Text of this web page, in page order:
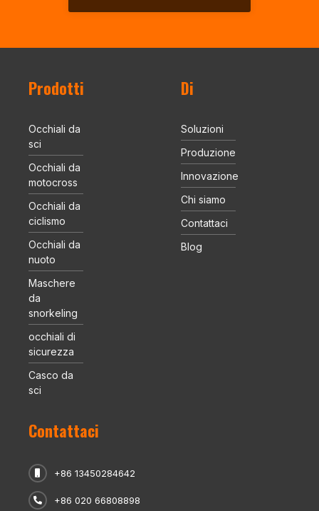
Prodotti
Occhiali da
sci
Occhiali da
motocross
Occhiali da
ciclismo
Occhiali da
nuoto
Maschere
da
snorkeling
occhiali di
sicurezza
Casco da
sci
Di
Soluzioni
Produzione
Innovazione
Chi siamo
Contattaci
Blog
Contattaci
+86 13450284642
+86 020 66808898